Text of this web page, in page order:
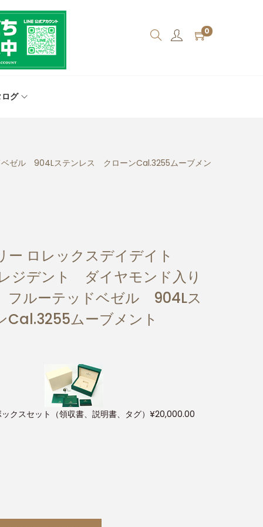
0
ログ
ゼル 904Lステンレス クローンCal.3255ムーブメン
ー ロレックスデイデイト
ジデント ダイヤモンド入り
フルーテッドベゼル 904Lス
ムーブメント
クスセット（領収書、説明書、タグ） ¥20,000.00